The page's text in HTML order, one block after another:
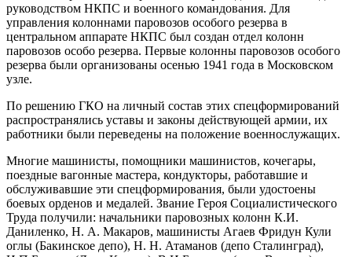
руководством НКПС и военного командования. Для
управления колоннами паровозов особого резерва в
центральном аппарате НКПС был создан отдел колонн
паровозов особо резерва. Первые колонны паровозов особого
резерва были организованы осенью 1941 года в Московском
узле.
По решению ГКО на личный состав этих спецформирований
распространялись уставы и законы действующей армии, их
работники были переведены на положение военнослужащих.
Многие машинисты, помощники машинистов, кочегары,
поездные вагонные мастера, кондукторы, работавшие и
обслуживавшие эти спецформирования, были удостоены
боевых орденов и медалей. Звание Героя Социалистического
Труда получили: начальники паровозных колонн К.И.
Даниленко, Н. А. Макаров, машинисты Агаев Фридун Кули
оглы (Бакинское депо), Н. Н. Атаманов (депо Сталинград),